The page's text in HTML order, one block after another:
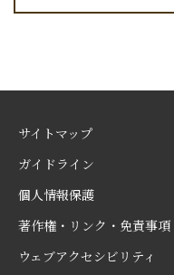
サイトマップ
ガイドライン
個人情報保護
著作権・リンク・免責事項
ウェブアクセシビリティ